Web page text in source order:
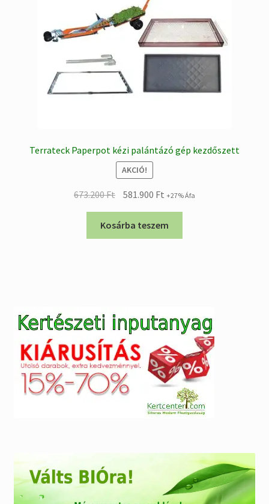
Terrateck Paperpot kézi palántázó gép kezdőszett
AKCIÓ!
673.200Ft
Original
price
was:
673.200 Ft.
581.900 FtCurrent
price
is:
581.900 Ft.
+27% Áfa
Kosárba teszem